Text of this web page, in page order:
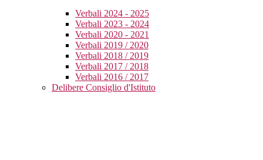
Verbali 2024 - 2025
Verbali 2023 - 2024
Verbali 2020 - 2021
Verbali 2019 / 2020
Verbali 2018 / 2019
Verbali 2017 / 2018
Verbali 2016 / 2017
Delibere Consiglio d'Istituto